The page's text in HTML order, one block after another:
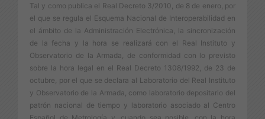
Tal y como publica el Real Decreto 3/2010, de 8 de enero, por
el que se regula el Esquema Nacional de Interoperabilidad en
el ámbito de la Administración Electrónica, la sincronización
de la fecha y la hora se realizará con el Real Instituto y
Observatorio de la Armada, de conformidad con lo previsto
sobre la hora legal en el Real Decreto 1308/1992, de 23 de
octubre, por el que se declara al Laboratorio del Real Instituto
y Observatorio de la Armada, como laboratorio depositario del
patrón nacional de tiempo y laboratorio asociado al Centro